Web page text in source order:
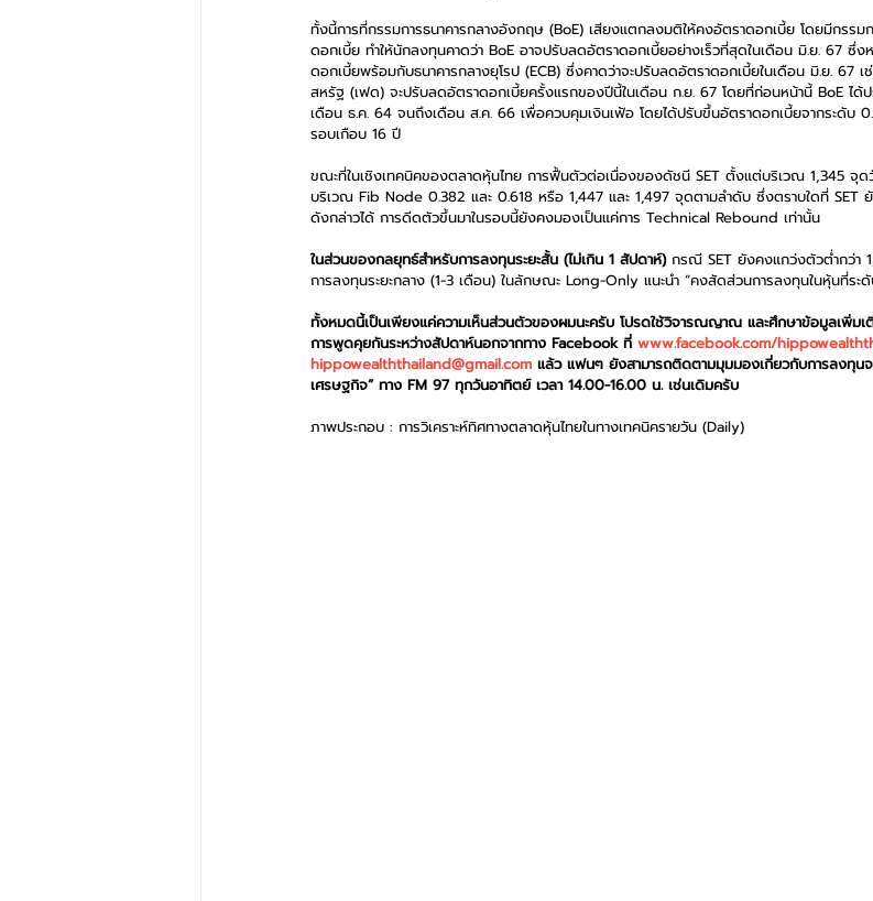
ทั้งนี้การที่กรรมการธนาคารกลางอังกฤษ (BoE) เสียงแตกลงมติให้คงอัตราดอกเบี้ย โดยมีกรรม
ดอกเบี้ย ทำให้นักลงทุนคาดว่า BoE อาจปรับลดอัตราดอกเบี้ยอย่างเร็วที่สุดในเดือน มิ.ย. 67 ซึ่
ดอกเบี้ยพร้อมกับธนาคารกลางยุโรป (ECB) ซึ่งคาดว่าจะปรับลดอัตราดอกเบี้ยในเดือน มิ.ย. 67
สหรัฐ (เฟด) จะปรับลดอัตราดอกเบี้ยครั้งแรกของปีนี้ในเดือน ก.ย. 67 โดยที่ก่อนหน้านี้ BoE ไ
เดือน ธ.ค. 64 จนถึงเดือน ส.ค. 66 เพื่อควบคุมเงินเฟ้อ โดยได้ปรับขึ้นอัตราดอกเบี้ยจากระดับ
รอบเกือบ 16 ปี
ขณะที่ในเชิงเทคนิคของตลาดหุ้นไทย การฟื้นตัวต่อเนื่องของดัชนี SET ตั้งแต่บริเวณ 1,345 จุด
บริเวณ Fib Node 0.382 และ 0.618 หรือ 1,447 และ 1,497 จุดตามลำดับ ซึ่งตราบใดที่ SET
ดังกล่าวได้ การดีดตัวขึ้นมาในรอบนี้ยังคงมองเป็นแค่การ Technical Rebound เท่านั้น
ในส่วนของกลยุทธ์สำหรับการลงทุนระยะสั้น (ไม่เกิน 1 สัปดาห์) กรณี SET ยังคงแกว่งตัวต่ำกว่า
การลงทุนระยะกลาง (1-3 เดือน) ในลักษณะ Long-Only แนะนำ “คงสัดส่วนการลงทุนในหุ้นที่ร
ทั้งหมดนี้เป็นเพียงแค่ความเห็นส่วนตัวของผมนะครับ โปรดใช้วิจารณญาณ และศึกษาข้อมูลเพิ่ม
การพูดคุยกันระหว่างสัปดาห์นอกจากทาง Facebook ที่ www.facebook.com/
hippowealththailand@gmail.com แล้ว แฟนๆ ยังสามารถติดตามมุมมองเกี่ยวกับการลงทุนจ
เศรษฐกิจ” ทาง FM 97 ทุกวันอาทิตย์ เวลา 14.00-16.00 น. เช่นเดิมครับ
ภาพประกอบ : การวิเคราะห์ทิศทางตลาดหุ้นไทยในทางเทคนิครายวัน (Daily)